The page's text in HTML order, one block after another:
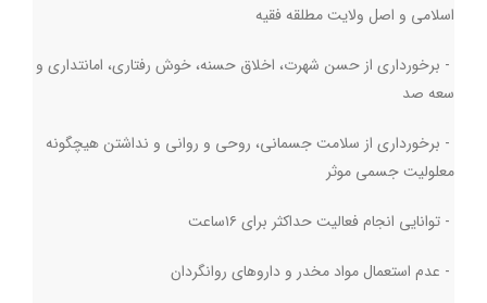
اسلامی و اصل ولایت مطلقه فقیه
- برخورداری از حسن شهرت، اخلاق حسنه، خوش رفتاری، امانتداری و
سعه صد
- برخورداری از سلامت جسمانی، روحی و روانی و نداشتن هیچگونه
معلولیت جسمی موثر
- توانایی انجام فعالیت حداکثر برای ۱۶ساعت
- عدم استعمال مواد مخدر و داروهای روانگردان